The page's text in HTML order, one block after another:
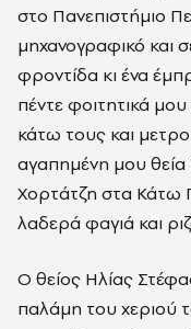
στο Πανεπιστήμιο
μηχανογραφικό και
φροντίδα κι ένα
πέντε φοιτητικά
κάτω τους και
αγαπημένη μου θεία
Χορτάτζη στα Κάτω
λαδερά φαγιά και
Ο θείος Ηλίας
παλάμη του χεριού